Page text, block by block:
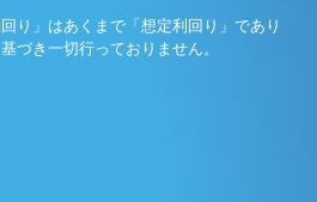
り」はあくまで「想定利回り」であり
づき一切行っておりません。